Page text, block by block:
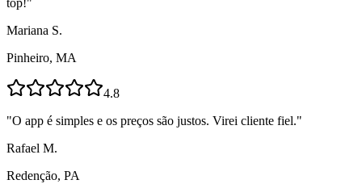
Mariana S.
Pinheiro, MA
4.8
"O app é simples e os preços são justos. Virei cliente fiel."
Rafael M.
Redenção, PA